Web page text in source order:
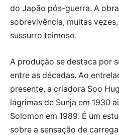
do Japão pós-guerra. A
sobrevivência, muitas
sussurro teimoso.
A produção se destaca por
entre as décadas. Ao
presente, a criadora Soo
lágrimas de Sunja em 1930
Solomon em 1989. É um
sobre a sensação de